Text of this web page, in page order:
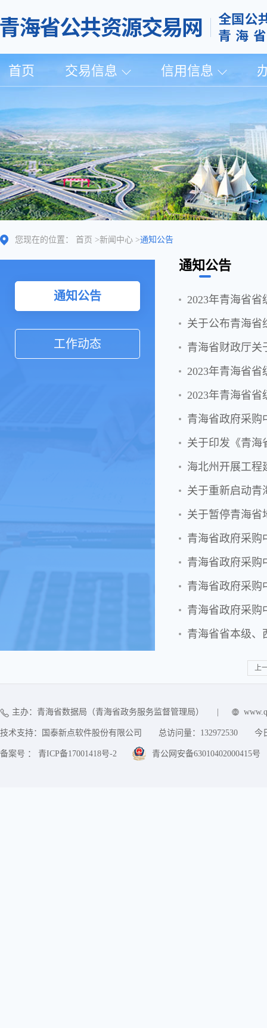
首页 交易信息 信用信息
您现在的位置： 首页 >新闻中心 >通知公告
通知公告
工作动态
通知公告
2023年青海省
关于公布青海省
青海省财政厅关
2023年青海省
2023年青海省
关于印发《青海
海北州开展工程
关于重新启动青
关于暂停青海省
青海省政府采购
青海省政府采购
青海省政府采购
青海省政府采购
青海省省本级、
上
主办：青海省数据局（青海省政务服务监督管理局）
技术支持：国泰新点软件股份有限公司 总访问量： 132972530 今
备案号 ： 青ICP备17001418号-2 青公网安备63010402000415号